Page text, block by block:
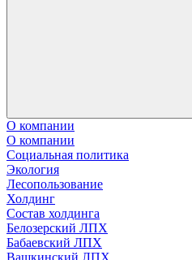
О компании
О компании
Социальная политика
Экология
Лесопользование
Холдинг
Состав холдинга
Белозерский ЛПХ
Бабаевский ЛПХ
Вашкинский ЛПХ